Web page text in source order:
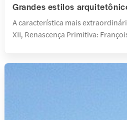
Grandes estilos
A característica mais
XII, Renascença Primitiva: